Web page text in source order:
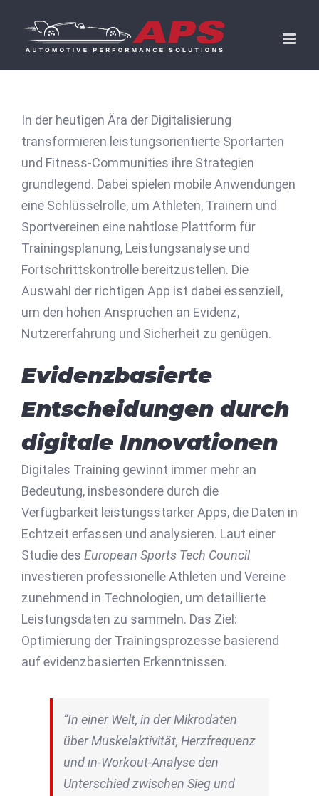
content
In der heutigen Ära der Digitalisierung
transformieren leistungsorientierte Sportarten
und Fitness-Communities ihre Strategien
grundlegend. Dabei spielen mobile Anwendungen
eine Schlüsselrolle, um Athleten, Trainern und
Sportvereinen eine nahtlose Plattform für
Trainingsplanung, Leistungsanalyse und
Fortschrittskontrolle bereitzustellen. Die
Auswahl der richtigen App ist dabei essenziell,
um den hohen Ansprüchen an Evidenz,
Nutzererfahrung und Sicherheit zu genügen.
Evidenzbasierte
Entscheidungen durch
digitale Innovationen
Digitales Training gewinnt immer mehr an
Bedeutung, insbesondere durch die
Verfügbarkeit leistungsstarker Apps, die Daten in
Echtzeit erfassen und analysieren. Laut einer
Studie des European Sports Tech Council
investieren professionelle Athleten und Vereine
zunehmend in Technologien, um detaillierte
Leistungsdaten zu sammeln. Das Ziel:
Optimierung der Trainingsprozesse basierend
auf evidenzbasierten Erkenntnissen.
“In einer Welt, in der Mikrodaten
über Muskelaktivität, Herzfrequenz
und in-Workout-Analyse den
Unterschied zwischen Sieg und